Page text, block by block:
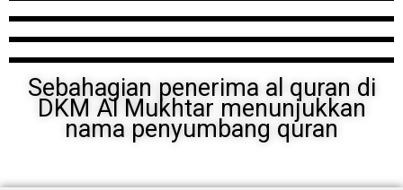
Sebahagian penerima al quran di
DKM Al Mukhtar menunjukkan
nama penyumbang quran